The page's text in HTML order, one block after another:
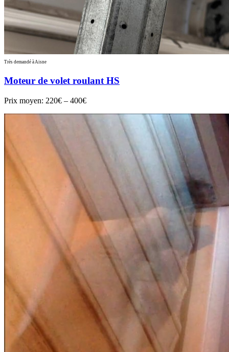
Très demandé à Aisne
Moteur de volet roulant HS
Prix moyen: 220€ – 400€